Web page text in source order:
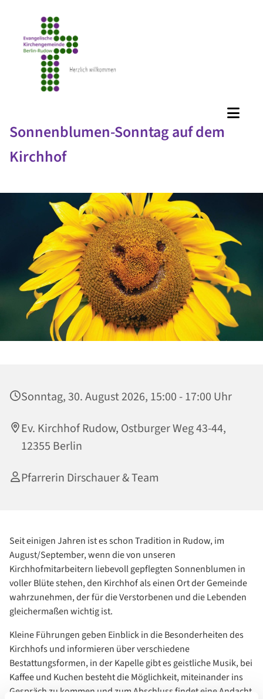
Sonnenblumen-Sonntag auf dem
Kirchhof
Sonntag, 30. August 2026, 15:00 - 17:00 Uhr
Ev. Kirchhof Rudow, Ostburger Weg 43-44,
12355 Berlin
Pfarrerin Dirschauer & Team
Seit einigen Jahren ist es schon Tradition in Rudow, im
August/September, wenn die von unseren
Kirchhofmitarbeitern liebevoll gepflegten Sonnenblumen in
voller Blüte stehen, den Kirchhof als einen Ort der Gemeinde
wahrzunehmen, der für die Verstorbenen und die Lebenden
gleichermaßen wichtig ist.
Kleine Führungen geben Einblick in die Besonderheiten des
Kirchhofs und informieren über verschiedene
Bestattungsformen, in der Kapelle gibt es geistliche Musik, bei
Kaffee und Kuchen besteht die Möglichkeit, miteinander ins
Gespräch zu kommen und zum Abschluss findet eine Andacht